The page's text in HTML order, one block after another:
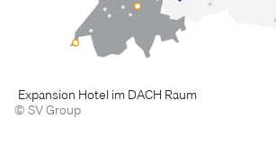
Expansion Hotel im DACH Raum
© SV Group